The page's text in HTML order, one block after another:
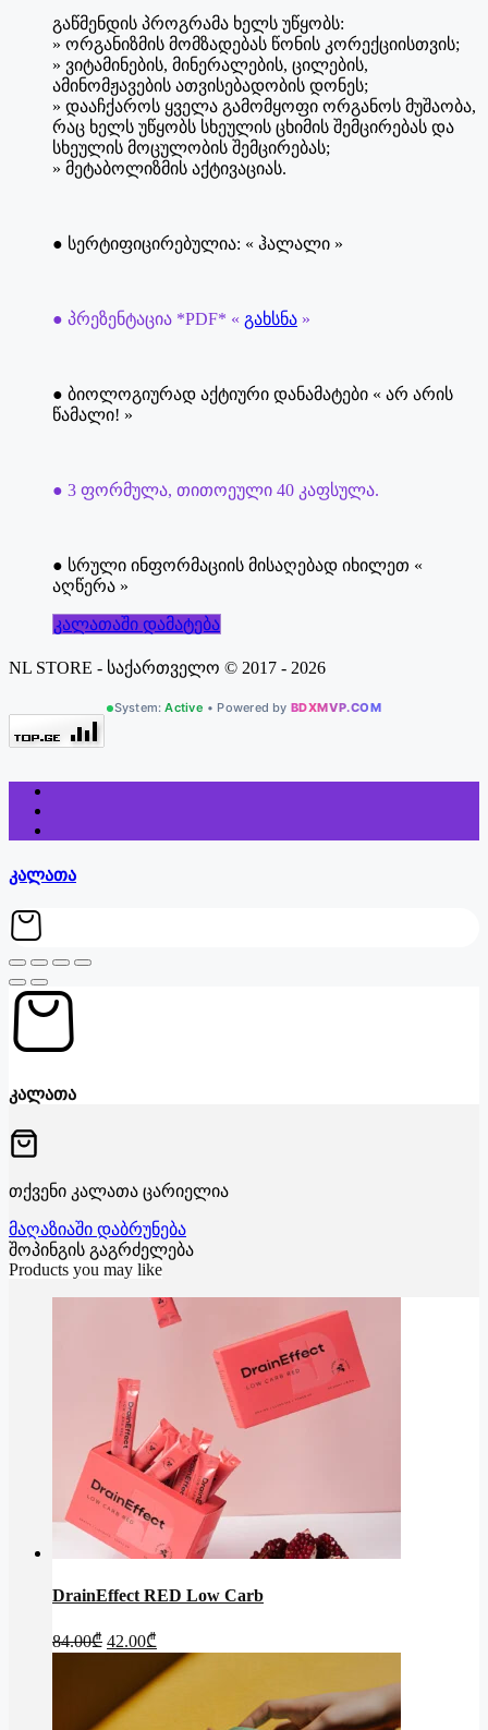
გაწმენდის პროგრამა ხელს უწყობს:
» ორგანიზმის მომზადებას წონის კორექციისთვის;
» ვიტამინების, მინერალების, ცილების,
ამინომჟავების ათვისებადობის დონეს;
» დააჩქაროს ყველა გამომყოფი ორგანოს მუშაობა,
რაც ხელს უწყობს სხეულის ცხიმის შემცირებას და
სხეულის მოცულობის შემცირებას;
» მეტაბოლიზმის აქტივაციას.
● სერტიფიცირებულია: « ჰალალი »
● პრეზენტაცია *PDF* « გახსნა »
● ბიოლოგიურად აქტიური დანამატები « არ არის
წამალი! »
● 3 ფორმულა, თითოეული 40 კაფსულა.
● სრული ინფორმაციის მისაღებად იხილეთ «
აღწერა »
კალათაში დამატება
NL STORE - საქართველო © 2017 - 2026
System:Active • Powered by BDXMVP.COM
კალათა
კალათა
თქვენი კალათა ცარიელია
მაღაზიაში დაბრუნება
შოპინგის გაგრძელება
Products you may like
DrainEffect RED Low Carb
84.00₾ Original
price
84.00₾.
42.00₾
price
is: